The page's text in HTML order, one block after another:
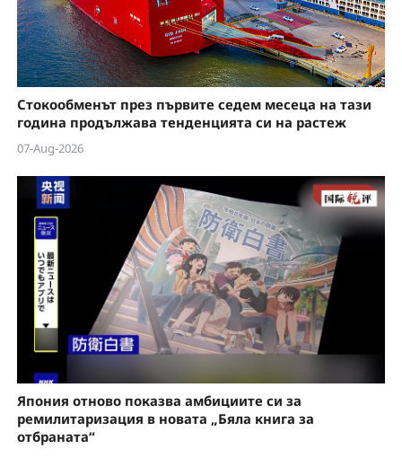
Стокообменът през първите седем месеца на тази
година продължава тенденцията си на растеж
07-Aug-2026
Япония отново показва амбициите си за
ремилитаризация в новата „Бяла книга за
отбраната“